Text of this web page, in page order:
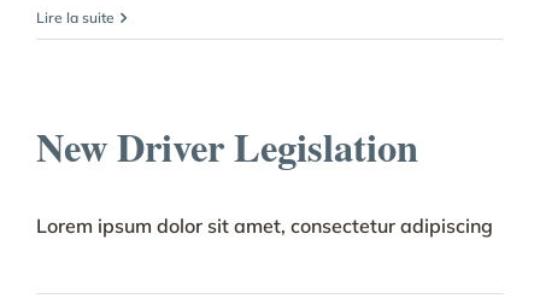
Lire la suite
New Driver Legislation
Lorem ipsum dolor sit amet, consectetur adipiscing